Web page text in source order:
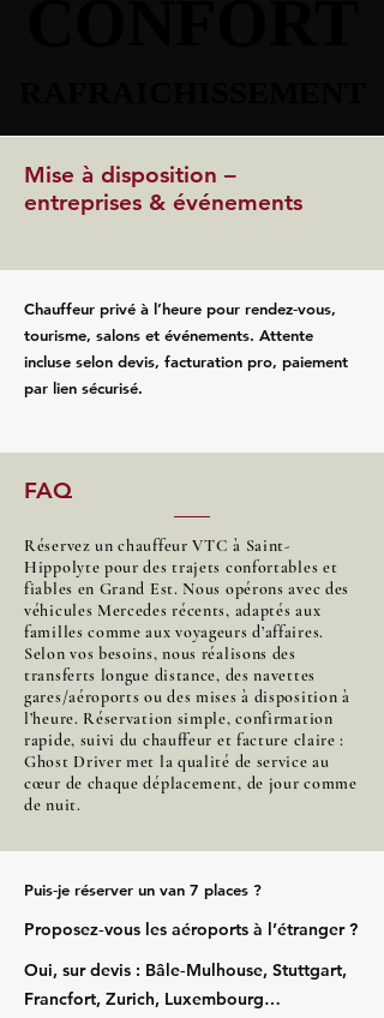
Mise à disposition –
entreprises & événements
Chauffeur privé à l’heure pour rendez‑vous,
tourisme, salons et événements. Attente
incluse selon devis, facturation pro, paiement
par lien sécurisé.
FAQ
Réservez un chauffeur VTC à Saint-
Hippolyte pour des trajets confortables et
fiables en Grand Est. Nous opérons avec des
véhicules Mercedes récents, adaptés aux
familles comme aux voyageurs d’affaires.
Selon vos besoins, nous réalisons des
transferts longue distance, des navettes
gares/aéroports ou des mises à disposition à
l’heure. Réservation simple, confirmation
rapide, suivi du chauffeur et facture claire :
Ghost Driver met la qualité de service au
cœur de chaque déplacement, de jour comme
de nuit.
Puis‑je réserver un van 7 places ?
Proposez‑vous les aéroports à l’étranger ?
Oui, sur devis : Bâle‑Mulhouse, Stuttgart,
Francfort, Zurich, Luxembourg…